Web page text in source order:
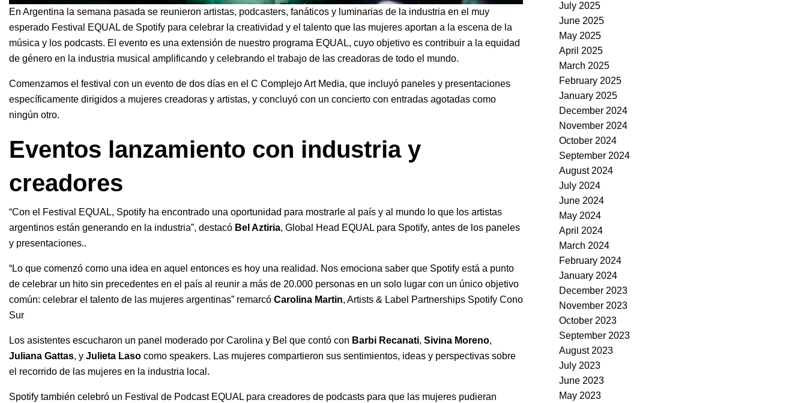
En Argentina la semana pasada se reunieron artistas, podcasters, fanáticos y luminarias de la industria en el muy
esperado Festival EQUALde Spotify para celebrar la creatividad y el talento que las mujeres aportan a la escena de la
música y los podcasts. El evento es una extensión de nuestro programa EQUAL, cuyo objetivo es contribuir a la equidad
de género en la industria musical amplificando y celebrando el trabajo de las creadoras de todo el mundo.
Comenzamos el festival con un evento de dos días en el C Complejo Art Media, que incluyó paneles y presentaciones
específicamente dirigidos a mujeres creadoras y artistas, y concluyó con un concierto con entradas agotadas como
ningún otro.
Eventos lanzamiento con industria y
creadores
“Con el Festival EQUAL, Spotify ha encontrado una oportunidad para mostrarle al país y al mundo lo que los artistas
argentinos están generando en la industria”, destacó Bel Aztiria, Global Head EQUAL para Spotify, antes de los paneles
y presentaciones..
“Lo que comenzó como una idea en aquel entonces es hoy una realidad. Nos emociona saber que Spotify está a punto
de celebrar un hito sin precedentes en el país al reunir a más de 20.000 personas en un solo lugar con un único objetivo
común: celebrar el talento de las mujeres argentinas” remarcó Carolina Martin, Artists & Label Partnerships Spotify Cono
Sur
Los asistentes escucharon un panel moderado por Carolina y Bel que contó con Barbi Recanati, Sivina Moreno,
Juliana Gattas, y Julieta Laso como speakers. Las mujeres compartieron sus sentimientos, ideas y perspectivas sobre
el recorrido de las mujeres en la industria local.
Spotify también celebró un Festival de Podcast EQUAL para creadores de podcasts para que las mujeres pudieran
July 2025
June 2025
May 2025
April 2025
March 2025
February 2025
January 2025
December 2024
November 2024
October 2024
September 2024
August 2024
July 2024
June 2024
May 2024
April 2024
March 2024
February 2024
January 2024
December 2023
November 2023
October 2023
September 2023
August 2023
July 2023
June 2023
May 2023